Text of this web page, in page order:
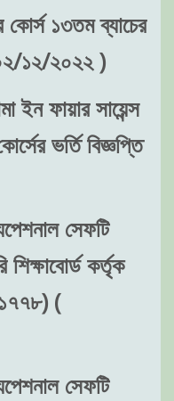
কোর্স ১৩তম ব্যাচের
০২/১২/২০২২ )
ইন ফায়ার সায়েন্স
ভর্তি বিজ্ঞপ্তি
সেফটি
কর্তৃক
(
সেফটি